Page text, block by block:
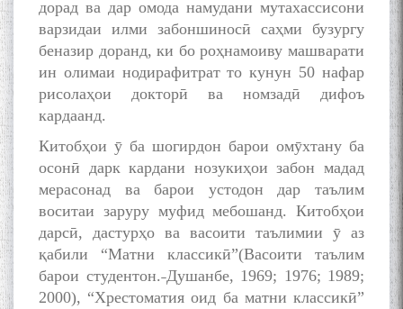
дорад ва дар омода намудани мутахассисони
варзидаи илми забоншиносӣ саҳми бузургу
беназир доранд, ки бо роҳнамоиву машварати
ин олимаи нодирафитрат то кунун 50 нафар
рисолаҳои докторӣ ва номзадӣ дифоъ
кардаанд.
Китобҳои ӯ ба шогирдон барои омӯхтану ба
осонӣ дарк кардани нозукиҳои забон мадад
мерасонад ва барои устодон дар таълим
воситаи заруру муфид мебошанд. Китобҳои
дарсӣ, дастурҳо ва васоити таълимии ӯ аз
қабили “Матни классикӣ”(Васоити таълим
барои студентон.˗Душанбе, 1969; 1976; 1989;
2000), “Хрестоматия оид ба матни классикӣ”